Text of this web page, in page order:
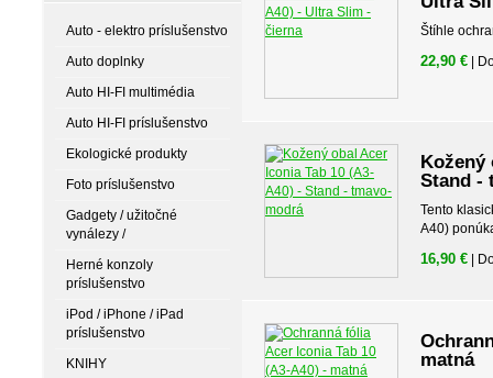
Auto - elektro príslušenstvo
Auto doplnky
Auto HI-FI multimédia
Auto HI-FI príslušenstvo
Ekologické produkty
Foto príslušenstvo
Gadgety / užitočné
vynálezy /
Herné konzoly
príslušenstvo
iPod / iPhone / iPad
príslušenstvo
KNIHY
Štíhle
22,90 € |
Kožený
Stand -
Tento
A40)
16,90 € |
matná